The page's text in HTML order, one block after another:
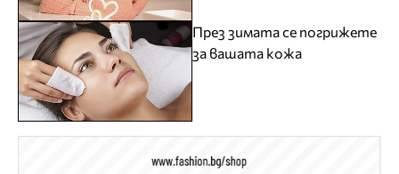
През зимата се погрижете
за вашата кожа